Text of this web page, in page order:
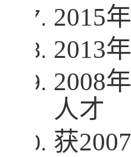
2015
2013
2008
人才
获2007